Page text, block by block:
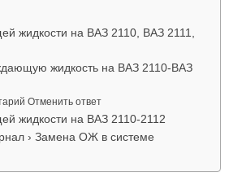
жидкости на ВАЗ 2110, ВАЗ 2111,
жидкость на ВАЗ 2110-ВАЗ
Отменить ответ
жидкости на ВАЗ 2110-2112
› Замена ОЖ в системе